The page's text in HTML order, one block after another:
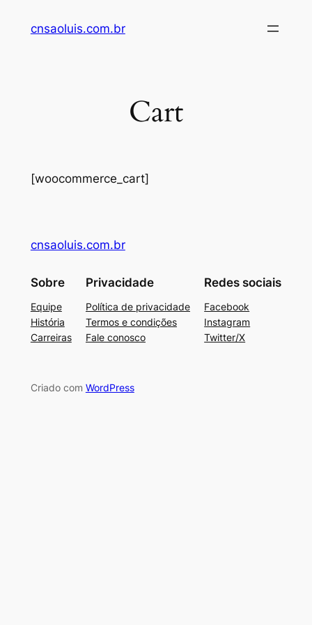
cnsaoluis.com.br
Cart
[woocommerce_cart]
cnsaoluis.com.br
Sobre
Equipe
História
Carreiras
Privacidade
Política de privacidade
Termos e condições
Fale conosco
Redes sociais
Facebook
Instagram
Twitter/X
Criado com WordPress